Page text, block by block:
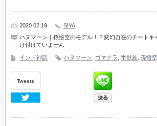
2020 02.19
SIYA
ハヌマーン｜孫悟空のモデル！？変幻自在のチートキ
け付けていません
インド神話 ハヌマーン ヴァナラ 半獣族 孫悟空
Tweets